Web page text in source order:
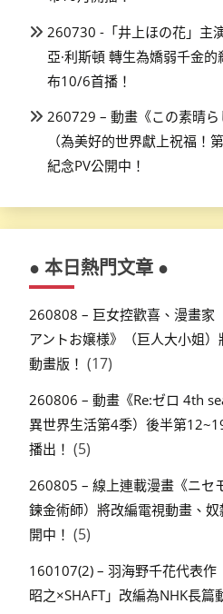
260730 -「井上ほの花」主
亞·利斯頓 轉生為嬌弱千金
布10/6首播！
260729 – 動畫《この素晴ら
（為美好的世界獻上祝福！
紀念PV公開中！
● 本日熱門文章 ●
260808 – 巨女控歡喜、漫畫家
アントお嬢様》（巨人大小姐
動畫版！ (17)
260806 – 動畫《Re:ゼロ 4th
異世界生活第4季）後半第
播出！ (5)
260805 – 線上連載漫畫《ニセ
鍊金術師）將改編電視動畫、
開中！ (5)
160107(2) – 羽海野千花代表
昭之×SHAFT」改編為NHK長篇